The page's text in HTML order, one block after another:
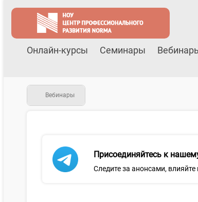
Онлайн-курсы Семинары
Вебинары
Присоединяйтесь к
Следите за анонсами,